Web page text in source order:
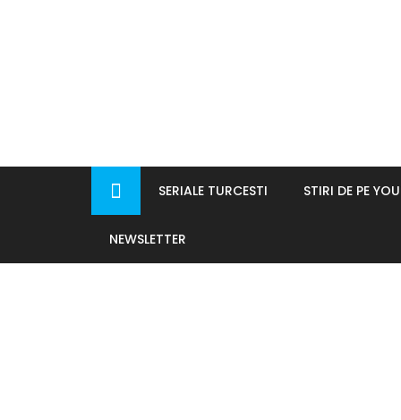
SERIALE TURCESTI STIRI DE PE
NEWSLETTER